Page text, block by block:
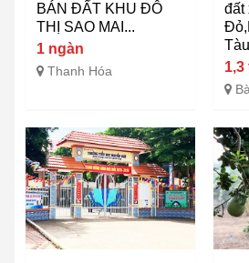
BÁN ĐẤT KHU ĐÔ
THỊ SAO MAI...
1 ngàn
Thanh Hóa
đất
1,3